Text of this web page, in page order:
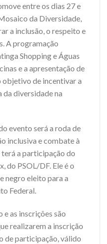
entre os dias 27 e
da Diversidade,
a inclusão, o respeito e
A programação
Shopping e Águas
e a apresentação de
objetivo de incentivar a
diversidade na
evento será a roda de
inclusiva e combate à
terá a participação do
do PSOL/DF. Ele é o
negro eleito para a
Federal.
as inscrições são
realizarem a inscrição
de participação, válido